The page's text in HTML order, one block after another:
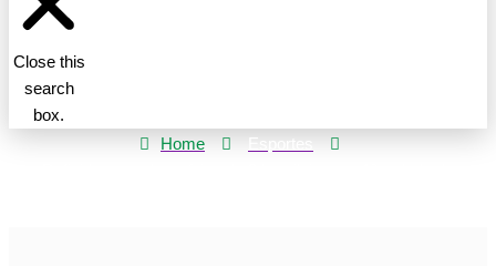
Close this
search
box.
Home
Esportes